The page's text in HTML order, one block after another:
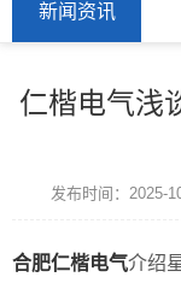
新闻资讯
仁楷电气浅
发布时间：
合肥仁楷电气介绍